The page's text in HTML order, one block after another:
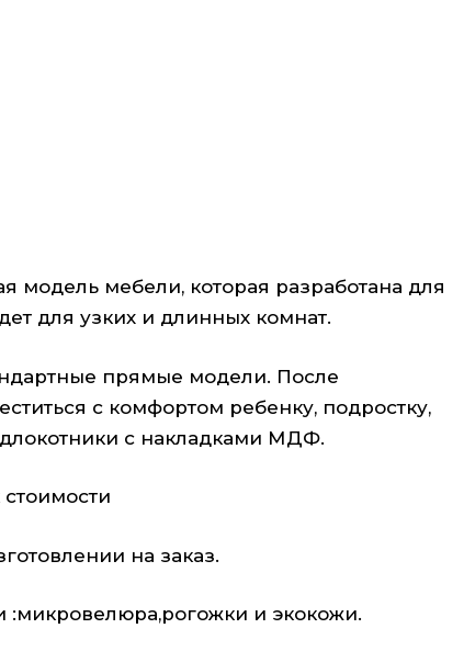
модель мебели, которая разработана для
для узких и длинных комнат.
прямые модели. После
с комфортом ребенку, подростку,
с накладками МДФ.
на заказ.
:микровелюра,рогожки и экокожи.